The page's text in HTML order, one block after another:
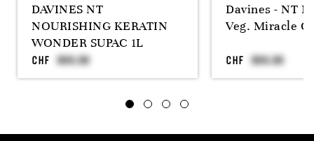
DAVINES NT
NOURISHING KERATIN
WONDER SUPAC 1L
CHF
Davines - NT
Veg. Miracle
CHF